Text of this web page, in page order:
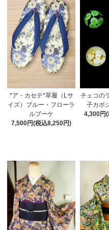
*ア・カセテ*草履（Lサ
イズ）ブルー・フローラ
ルブーケ
7,500円(税込8,250円)
チェコの
子カボ
4,300円